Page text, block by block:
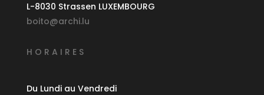
L-8030 Strassen LUXEMBOURG
boito@archi.lu
HORAIRES
Du Lundi au Vendredi